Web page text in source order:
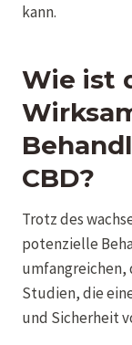
kann.
Wie ist
CBD?
Trotz des
potenzielle
Studien, die
und Sicherheit